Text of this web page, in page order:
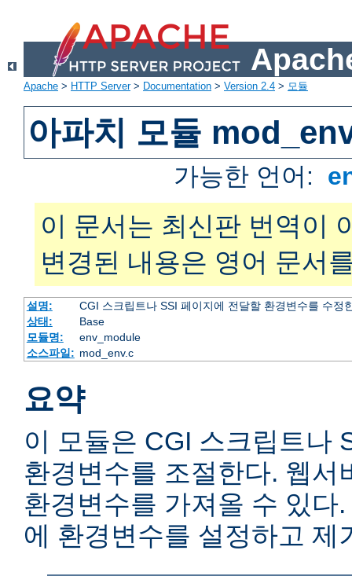
Apache > HTTP Server> Documentation > Version 2.4 > 모듈
아파치 모듈
가능한 언어:
이 문서는 최신판 번역이
변경된 내용은 영어 문서
설명:
CGI 스크립트나 SSI 페이지에 전달할 환경변수를 수정
상태:
Base
모듈명:
env_module
소스파일: mod_env.c
요약
이 모듈은 CGI 스크립트나
환경변수를 조절한다. 웹서
환경변수를 가져올 수 있다
에 환경변수를 설정하고 제